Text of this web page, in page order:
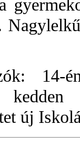
14-
kedden
új